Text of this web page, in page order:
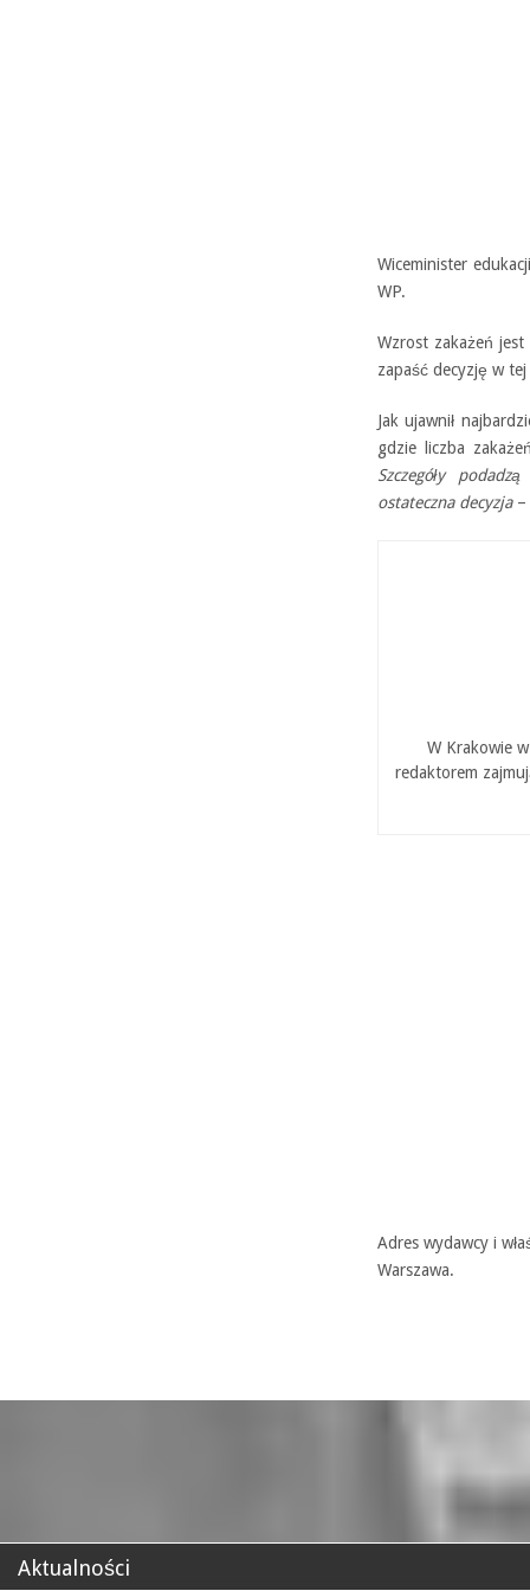
Wiceminister
WP.
Wzrost zakażeń
zapaść decyzję w
Jak ujawnił
gdzie liczba
Szczegóły
ostateczna decyzja–
W Krakowie
redaktorem
Adres wydawcy i
Warszawa.
Aktualności